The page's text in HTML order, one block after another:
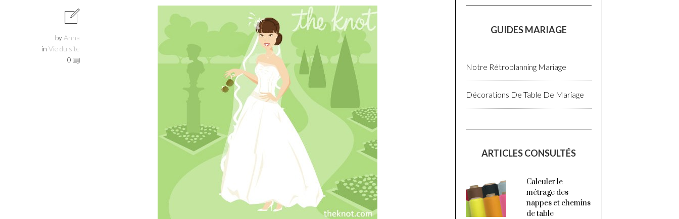
by Anna
in Vie du site
0
GUIDES MARIAGE
Notre Rétroplanning Mariage
Décorations De Table De Mariage
ARTICLES CONSULTÉS
Calculer le
métrage des
nappes et chemins
de table